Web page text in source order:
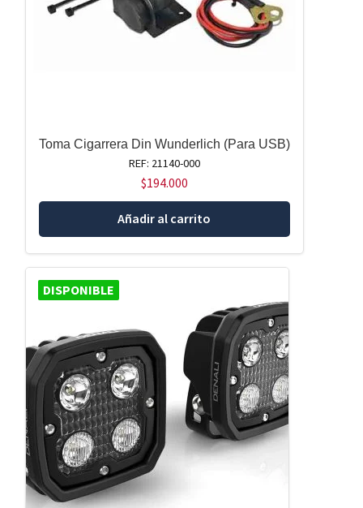
Toma Cigarrera Din Wunderlich (Para USB)
REF: 21140-000
$194.000
Añadir al carrito
DISPONIBLE